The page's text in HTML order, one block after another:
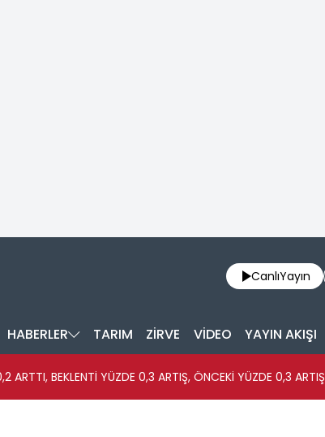
CanlıYayın
HABERLER TARIM ZİRVE VİDEO YAYIN AKIŞI
ARTTI, BEKLENTİ YÜZDE 0,3 ARTIŞ, ÖNCEKİ YÜZDE 0,3 ARTIŞ